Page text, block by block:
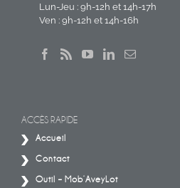
Lun-Jeu : 9h-12h et 14h-17h
Ven : 9h-12h et 14h-16h
ACCÈS RAPIDE
Accueil
Contact
Outil – Mob’AveyLot